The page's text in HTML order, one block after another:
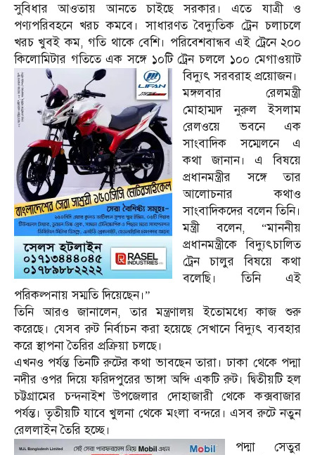
সুবিধার আওতায় আনতে চাইছে সরকার। এতে যাত্রী ও
পণ্যপরিবহনে খরচ কমবে। সাধারণত বৈদ্যুতিক ট্রেন চলাচলে
খরচ খুবই কম, গতি থাকে বেশি। পরিবেশবান্ধব এই ট্রেনে ২০০
কিলোমিটার গতিতে এক সঙ্গে ১০টি ট্রেন চললে ১০০ মেগাওয়াট
বিদ্যুৎ সরবরাহ প্রয়োজন।
মঙ্গলবার রেলমন্ত্রী
মোহাম্মদ নুরুল ইসলাম
রেলওয়ে ভবনে এক
সাংবাদিক সম্মেলনে এ
কথা জানান। এ বিষয়ে
প্রধানমন্ত্রীর সঙ্গে তার
আলোচনার কথাও
সাংবাদিকদের বলেন তিনি।
মন্ত্রী বলেন, “মাননীয়
প্রধানমন্ত্রীকে বিদ্যুৎচালিত
ট্রেন চালুর বিষয়ে কথা
বলেছি। তিনি এই
পরিকল্পনায় সম্মতি দিয়েছেন।”
তিনি আরও জানালেন, তার মন্ত্রণালয় ইতোমধ্যে কাজ শুরু
করেছে। যেসব রুট নির্বাচন করা হয়েছে সেখানে বিদ্যুৎ ব্যবহার
করে স্থাপনা তৈরির প্রক্রিয়া চলছে।
এখনও পর্যন্ত তিনটি রুটের কথা ভাবছেন তারা। ঢাকা থেকে পদ্মা
নদীর ওপর দিয়ে ফরিদপুরের ভাঙ্গা অব্দি একটি রুট। দ্বিতীয়টি হল
চট্টগ্রামের চন্দনাইশ উপজেলার দোহাজারী থেকে কক্সবাজার
পর্যন্ত। তৃতীয়টি যাবে খুলনা থেকে মংলা বন্দরে। এসব রুটে নতুন
রেললাইন তৈরি হচ্ছে।
পদ্মা সেতুর